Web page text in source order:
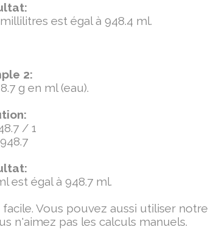
est égal à 948.4 ml.
2:
g en ml (eau).
/ 1
est égal à 948.7 ml.
Vous pouvez aussi utiliser notre
n'aimez pas les calculs manuels.